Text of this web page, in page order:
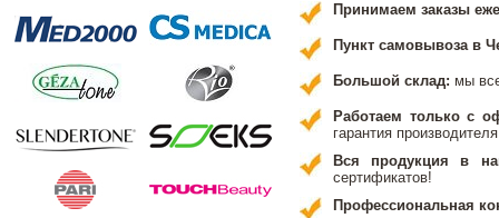
Принимаем заказы
Пункт самовывоза в
Большой склад: мы
Работаем только с
гарантия
Вся продукция в
сертификатов!
Профессиональная